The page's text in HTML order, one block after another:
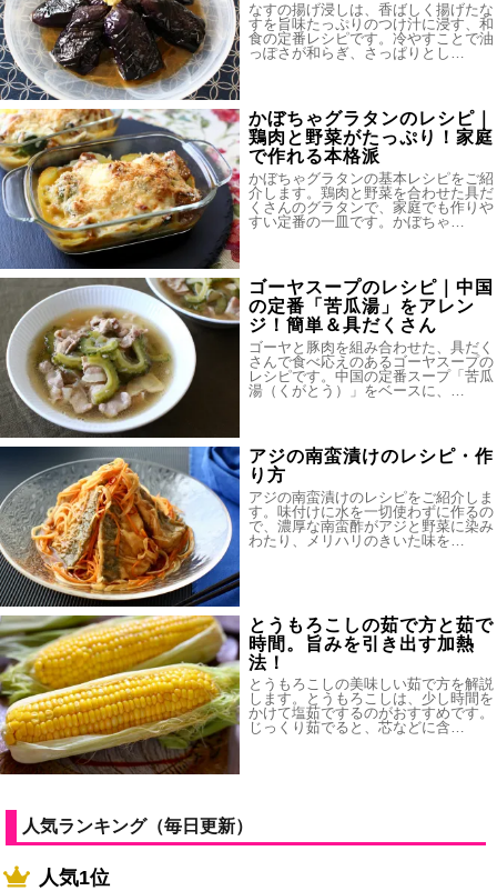
なすの揚げ浸しは、香ばしく揚げたな
すを旨味たっぷりのつけ汁に浸す、和
食の定番レシピです。冷やすことで油
っぽさが和らぎ、さっぱりとし…
かぼちゃグラタンのレシピ｜
鶏肉と野菜がたっぷり！家庭
で作れる本格派
かぼちゃグラタンの基本レシピをご紹
介します。鶏肉と野菜を合わせた具だ
くさんのグラタンで、家庭でも作りや
すい定番の一皿です。かぼちゃ…
ゴーヤスープのレシピ｜中国
の定番「苦瓜湯」をアレン
ジ！簡単＆具だくさん
ゴーヤと豚肉を組み合わせた、具だく
さんで食べ応えのあるゴーヤスープの
レシピです。中国の定番スープ「苦瓜
湯（くがとう）」をベースに、…
アジの南蛮漬けのレシピ・作
り方
アジの南蛮漬けのレシピをご紹介しま
す。味付けに水を一切使わずに作るの
で、濃厚な南蛮酢がアジと野菜に染み
わたり、メリハリのきいた味を…
とうもろこしの茹で方と茹で
時間。旨みを引き出す加熱
法！
とうもろこしの美味しい茹で方を解説
します。とうもろこしは、少し時間を
かけて塩茹でするのがおすすめです。
じっくり茹でると、芯などに含…
人気ランキング（毎日更新）
人気1位